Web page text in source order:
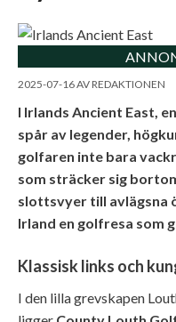
2025-07-16AVREDAKTIONEN
I Irlands Ancient East,
spår av legender,
golfaren inte bara
som sträcker sig
slottsvyer till avlägsna
Irland en golfresa som
Klassisk links och
I den lilla grevskapen